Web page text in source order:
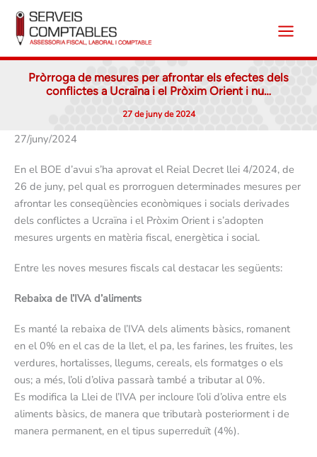
contingut
Pròrroga de mesures per afrontar els efectes dels
conflictes a Ucraïna i el Pròxim Orient i nu…
27 de juny de 2024
27/juny/2024
En el BOE d’avui s’ha aprovat el Reial Decret llei 4/2024, de
26 de juny, pel qual es prorroguen determinades mesures per
afrontar les conseqüències econòmiques i socials derivades
dels conflictes a Ucraïna i el Pròxim Orient i s’adopten
mesures urgents en matèria fiscal, energètica i social.
Entre les noves mesures fiscals cal destacar les següents:
Rebaixa de l’IVA d’aliments
Es manté la rebaixa de l’IVA dels aliments bàsics, romanent
en el 0% en el cas de la llet, el pa, les farines, les fruites, les
verdures, hortalisses, llegums, cereals, els formatges o els
ous; a més, l’oli d’oliva passarà també a tributar al 0%.
Es modifica la Llei de l’IVA per incloure l’oli d’oliva entre els
aliments bàsics, de manera que tributarà posteriorment i de
manera permanent, en el tipus superreduït (4%).